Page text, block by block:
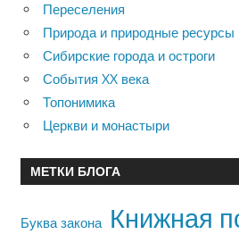
Переселения
Природа и природные ресурсы
Сибирские города и остроги
События XX века
Топонимика
Церкви и монастыри
МЕТКИ БЛОГА
Буква закона Книжная